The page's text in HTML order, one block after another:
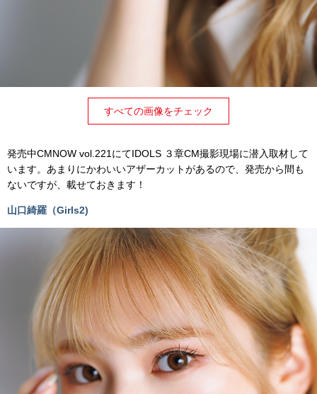
すべての画像をチェック
発売中CMNOW vol.221にてIDOLS ３章CM撮影現場に潜入取材して
います。あまりにかわいいアザーカットがあるので、発売から間も
ないですが、載せておきます！
山口綺羅（Girls2)